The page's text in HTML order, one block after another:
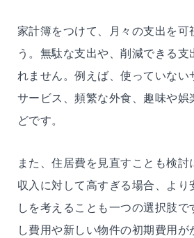
家計簿をつけて、月々の支出を可
う。無駄な支出や、削減できる支
れません。例えば、使っていない
サービス、頻繁な外食、趣味や娯
どです。
また、住居費を見直すことも検
収入に対して高すぎる場合、より
しを考えることも一つの選択肢で
し費用や新しい物件の初期費用が